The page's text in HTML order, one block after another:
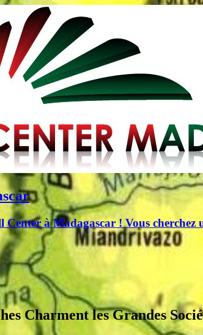
à Madagascar ! Vous
Charment les Grandes